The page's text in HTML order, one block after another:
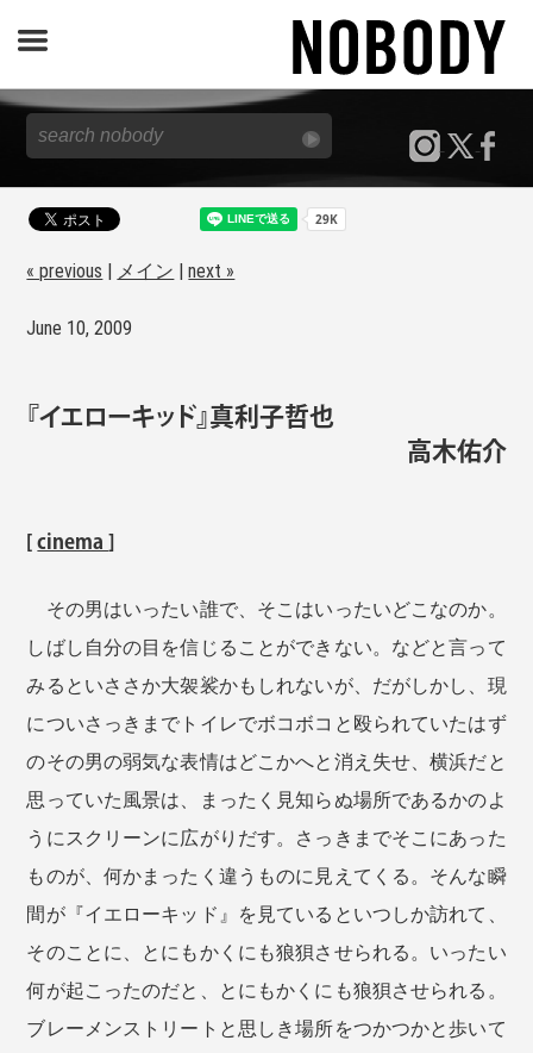
JOURNAL
SPECIAL
REPORT
NOBODY STORE
« previous メイン |next »
June 10, 2009
『イエローキッド』真利子哲也
高木佑介
[cinema]
その男はいったい誰で、そこはいったいどこなのか。
しばし自分の目を信じることができない。などと言って
みるといささか大袈裟かもしれないが、だがしかし、現
についさっきまでトイレでボコボコと殴られていたはず
のその男の弱気な表情はどこかへと消え失せ、横浜だと
思っていた風景は、まったく見知らぬ場所であるかのよ
うにスクリーンに広がりだす。さっきまでそこにあった
ものが、何かまったく違うものに見えてくる。そんな瞬
間が『イエローキッド』を見ているといつしか訪れて、
そのことに、とにもかくにも狼狽させられる。いったい
何が起こったのだと、とにもかくにも狼狽させられる。
ブレーメンストリートと思しき場所をつかつかと歩いて